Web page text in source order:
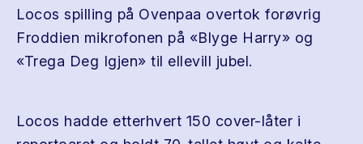
Locos spilling på Ovenpaa overtok forøvrig
Froddien mikrofonen på «Blyge Harry» og
«Trega Deg Igjen» til ellevill jubel.
Locos hadde etterhvert 150 cover-låter i